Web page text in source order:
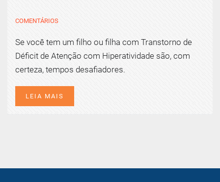
COMENTÁRIOS
Se você tem um filho ou filha com Transtorno de
Déficit de Atenção com Hiperatividade são, com
certeza, tempos desafiadores.
LEIA MAIS